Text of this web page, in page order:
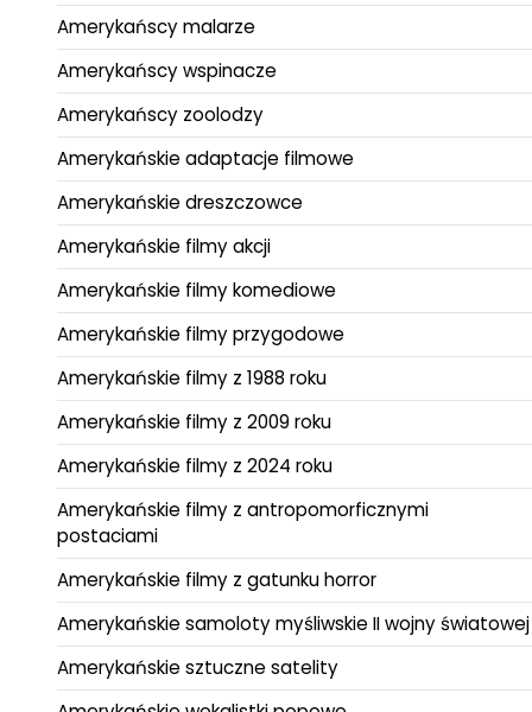
Amerykańscy malarze
Amerykańscy wspinacze
Amerykańscy zoolodzy
Amerykańskie adaptacje filmowe
Amerykańskie dreszczowce
Amerykańskie filmy akcji
Amerykańskie filmy komediowe
Amerykańskie filmy przygodowe
Amerykańskie filmy z 1988 roku
Amerykańskie filmy z 2009 roku
Amerykańskie filmy z 2024 roku
Amerykańskie filmy z antropomorficznymi
postaciami
Amerykańskie filmy z gatunku horror
Amerykańskie samoloty myśliwskie II wojny światowej
Amerykańskie sztuczne satelity